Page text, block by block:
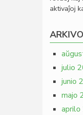
aktivaĵoj
ARKIVO
julio
junio
majo